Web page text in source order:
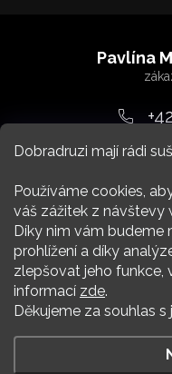
Dobradruzi mají rádi
Používáme cookies,
váš zážitek z návštevy
Díky nim vám budeme
prohlížení a díky
zlepšovat jeho funkce,
informací zde.
Děkujeme za souhlas s
a
Nákup
Více Dobradruha
Pavlína